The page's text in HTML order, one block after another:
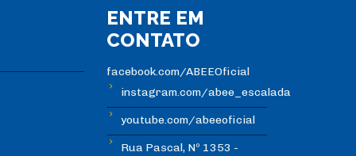
ENTRE EM
CONTATO
facebook.com/ABEEOficial
instagram.com/abee_escalada
youtube.com/abeeoficial
Rua Pascal, Nº 1353 -